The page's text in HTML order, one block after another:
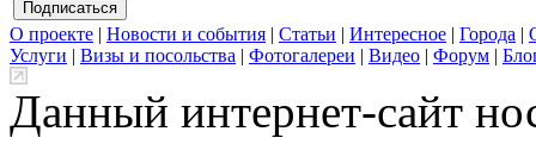
О проекте | Новости и события | Статьи | Интересное | Города |
Услуги | Визы и посольства | Фотогалереи | Видео | Форум |
Данный интернет-сайт